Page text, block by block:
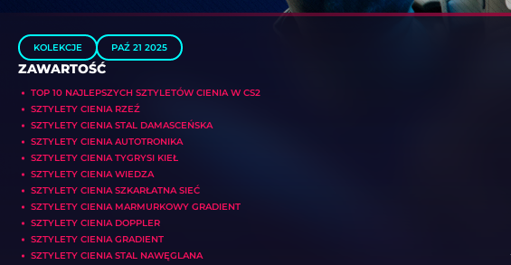
KOLEKCJE PAŹ 21 2025
ZAWARTOŚĆ
TOP 10 NAJLEPSZYCH SZTYLETÓW CIENIA W CS2
SZTYLETY CIENIA RZEŹ
SZTYLETY CIENIA STAL DAMASCEŃSKA
SZTYLETY CIENIA AUTOTRONIKA
SZTYLETY CIENIA TYGRYSI KIEŁ
SZTYLETY CIENIA WIEDZA
SZTYLETY CIENIA SZKARŁATNA SIEĆ
SZTYLETY CIENIA MARMURKOWY GRADIENT
SZTYLETY CIENIA DOPPLER
SZTYLETY CIENIA GRADIENT
SZTYLETY CIENIA STAL NAWĘGLANA